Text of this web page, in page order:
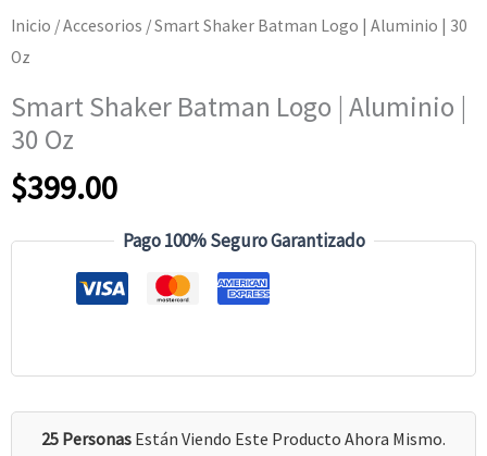
Inicio /Accesorios / Smart Shaker Batman Logo | Aluminio | 30
Oz
Smart Shaker Batman Logo | Aluminio |
30 Oz
$399.00
Pago 100% Seguro Garantizado
25 Personas Están Viendo Este Producto Ahora Mismo.